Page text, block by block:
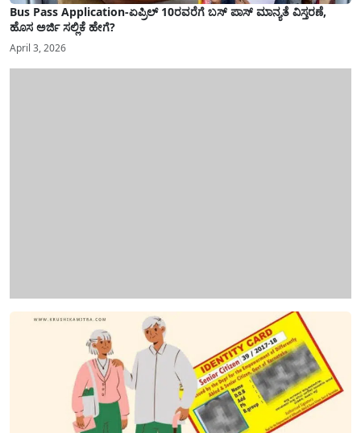
Bus Pass Application-ಏಪ್ರಿಲ್ 10ರವರೆಗೆ ಬಸ್ ಪಾಸ್ ಮಾನ್ಯತೆ ವಿಸ್ತರಣೆ,
ಹೊಸ ಅರ್ಜಿ ಸಲ್ಲಿಕೆ ಹೇಗೆ?
April 3, 2026